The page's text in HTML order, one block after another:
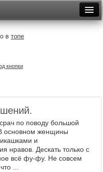
в топе
кнопки
по поводу большой
основном женщины
и
нравов. Дескать только с
всё фу-фу. Не совсем
...